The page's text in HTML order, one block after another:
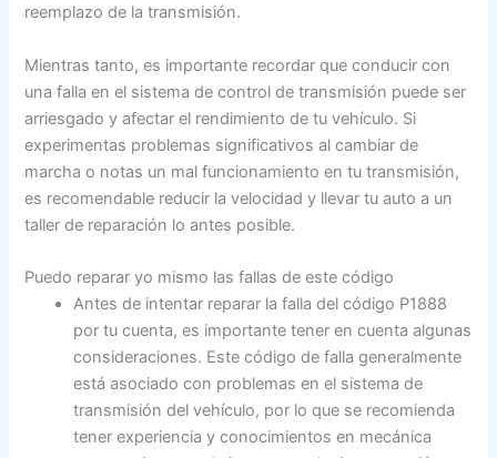
reemplazo de la transmisión.
Mientras tanto, es importante recordar que conducir con
una falla en el sistema de control de transmisión puede ser
arriesgado y afectar el rendimiento de tu vehículo. Si
experimentas problemas significativos al cambiar de
marcha o notas un mal funcionamiento en tu transmisión,
es recomendable reducir la velocidad y llevar tu auto a un
taller de reparación lo antes posible.
Puedo reparar yo mismo las fallas de este código
Antes de intentar reparar la falla del código P1888
por tu cuenta, es importante tener en cuenta algunas
consideraciones. Este código de falla generalmente
está asociado con problemas en el sistema de
transmisión del vehículo, por lo que se recomienda
tener experiencia y conocimientos en mecánica